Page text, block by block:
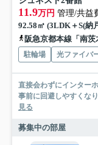
11.9万円 管理/共益
92.58㎡ (3LDK＋S(納
阪急京都本線「南
駐輪場 光ファイバ
直接会わずにインター
事前に回避しやすくな
見る
募集中の部屋